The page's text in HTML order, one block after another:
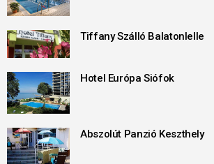
Tiffany Szálló Balatonlelle
Hotel Európa Siófok
Abszolút Panzió Keszthely